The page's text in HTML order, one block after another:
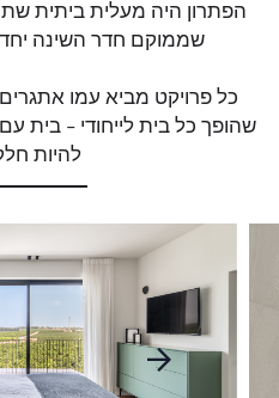
הפתרון היה מעלית ביתית
שממוקם חדר השינה
כל פרויקט מביא עמו
שהופך כל בית לייחודי – בית
להיות
עבור
לתמונה